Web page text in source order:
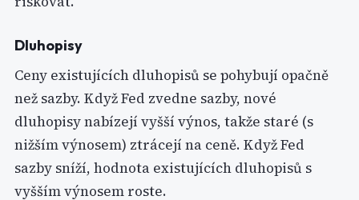
Dluhopisy
Ceny existujících dluhopisů se pohybují opačně
než sazby. Když Fed zvedne sazby, nové
dluhopisy nabízejí vyšší výnos, takže staré (s
nižším výnosem) ztrácejí na ceně. Když Fed
sazby sníží, hodnota existujících dluhopisů s
vyšším výnosem roste.